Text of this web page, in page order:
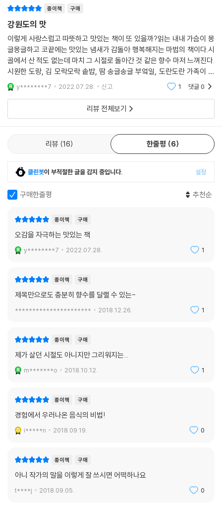
종이책 구매
강원도의 맛
이렇게 사랑스럽고 따뜻하고 맛있는 책이 또 있을까?읽는 내내 가슴이 몽
글몽글하고 코끝에는 맛있는 냄새가 감돌아 행복해지는 마법의 책이다.시
골에서 산 적도 없는데 마치 그 시절로 돌아간 것 같은 향수 마저 느껴진다.
시원한 도랑, 김 모락모락 솥밥, 땀 송글송글 부엌일, 도란도란 가족이 모
여 콩 까기 등 눈앞에 생생하게 그려진다.특별히 화려한 음식은 없지만 소
박하고 정성이
y********7 2022.07.28. 신고 1 댓글0
리뷰 전체보기
리뷰 16 한줄평 6
클린봇이 부적절한 글을 감지 중입니다. 설정
구매한줄평 추천순
종이책 구매
오감을 자극하는 맛있는 책
y********7 2022.07.28. 1
종이책 구매
제목만으로도 충분히 향수를 달랠 수 있는-
********************** 2018.12.26. 1
종이책 구매
제가 살던 시절도 아니지만 그리워지는...
m*******o 2018.10.12. 1
종이책 구매
경험에서 우러나온 음식의 비법!
i*****n 2018.09.19. 0
종이책 구매
아니 작가의 말을 이렇게 잘 쓰시면 어떡하나요
t****j 2018.09.05. 0